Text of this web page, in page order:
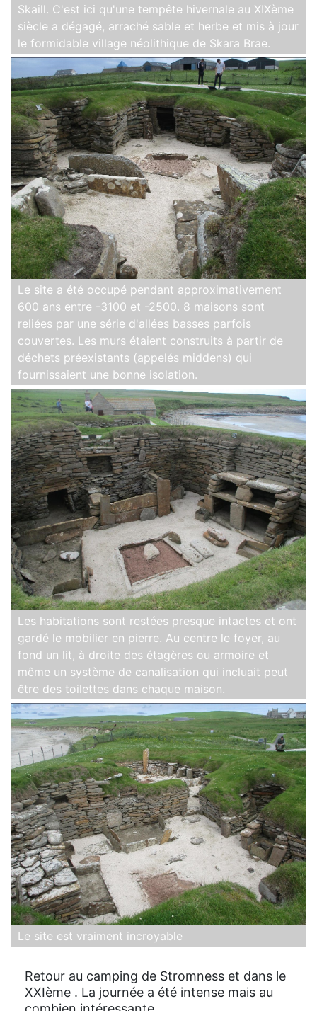
Skaill. C'est ici qu'une tempête hivernale au XIXème
siècle a dégagé, arraché sable et herbe et mis à jour
le formidable village néolithique de Skara Brae.
Le site a été occupé pendant approximativement
600 ans entre -3100 et -2500. 8 maisons sont
reliées par une série d'allées basses parfois
couvertes. Les murs étaient construits à partir de
déchets préexistants (appelés middens) qui
fournissaient une bonne isolation.
Les habitations sont restées presque intactes et ont
gardé le mobilier en pierre. Au centre le foyer, au
fond un lit, à droite des étagères ou armoire et
même un système de canalisation qui incluait peut
être des toilettes dans chaque maison.
Le site est vraiment incroyable
Retour au camping de Stromness et dans le
XXIème . La journée a été intense mais au